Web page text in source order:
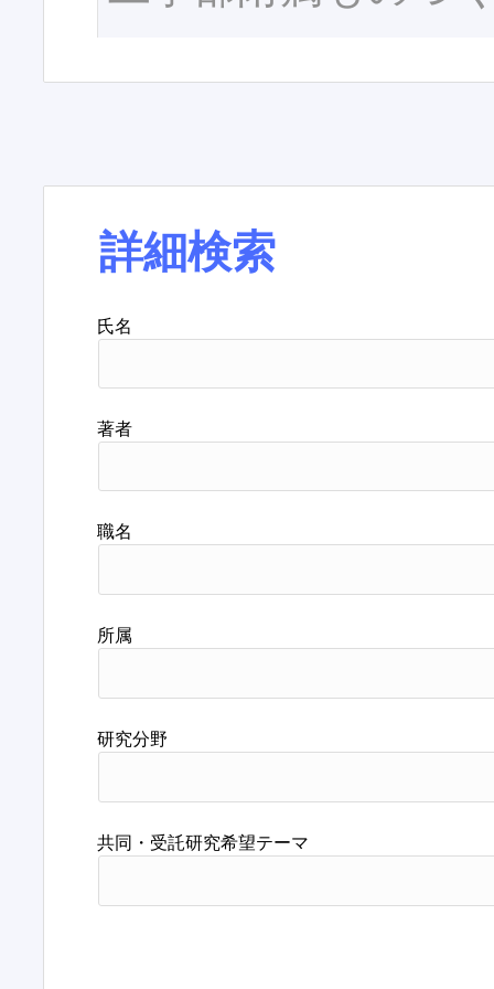
詳細検索
氏名
著者
職名
所属
研究分野
共同・受託研究希望テーマ